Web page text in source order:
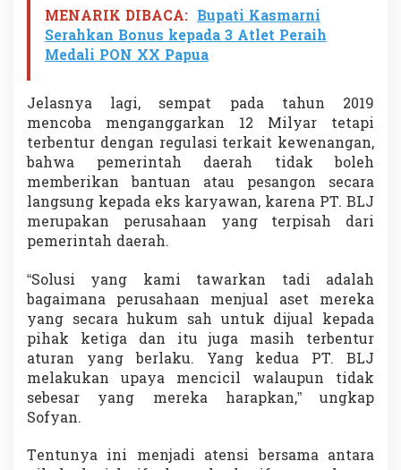
MENARIK DIBACA: Bupati Kasmarni
Serahkan Bonus kepada 3 Atlet Peraih
Medali PON XX Papua
Jelasnya lagi, sempat pada tahun 2019
mencoba menganggarkan 12 Milyar tetapi
terbentur dengan regulasi terkait kewenangan,
bahwa pemerintah daerah tidak boleh
memberikan bantuan atau pesangon secara
langsung kepada eks karyawan, karena PT. BLJ
merupakan perusahaan yang terpisah dari
pemerintah daerah.
“Solusi yang kami tawarkan tadi adalah
bagaimana perusahaan menjual aset mereka
yang secara hukum sah untuk dijual kepada
pihak ketiga dan itu juga masih terbentur
aturan yang berlaku. Yang kedua PT. BLJ
melakukan upaya mencicil walaupun tidak
sebesar yang mereka harapkan,” ungkap
Sofyan.
Tentunya ini menjadi atensi bersama antara